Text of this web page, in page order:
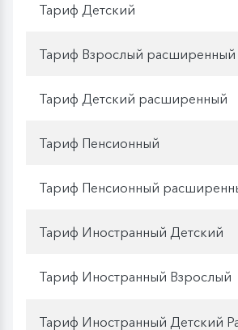
Тариф Детский
Тариф Взрослый расширенный
Тариф Детский расширенный
Тариф Пенсионный
Тариф Пенсионный
Тариф Иностранный Детский
Тариф Иностранный Взрослый
Тариф Иностранный Детский